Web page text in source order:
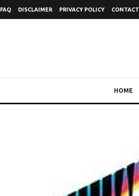
FAQ DISCLAIMER PRIVACY POLICY
HOME